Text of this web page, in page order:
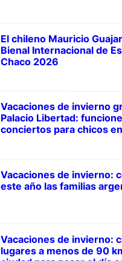
El chileno Mauricio
Bienal Internacional de
Chaco 2026
Vacaciones de invierno
Palacio Libertad:
conciertos para chicos
Vacaciones de invierno:
este año las familias
Vacaciones de invierno:
lugares a menos de 90